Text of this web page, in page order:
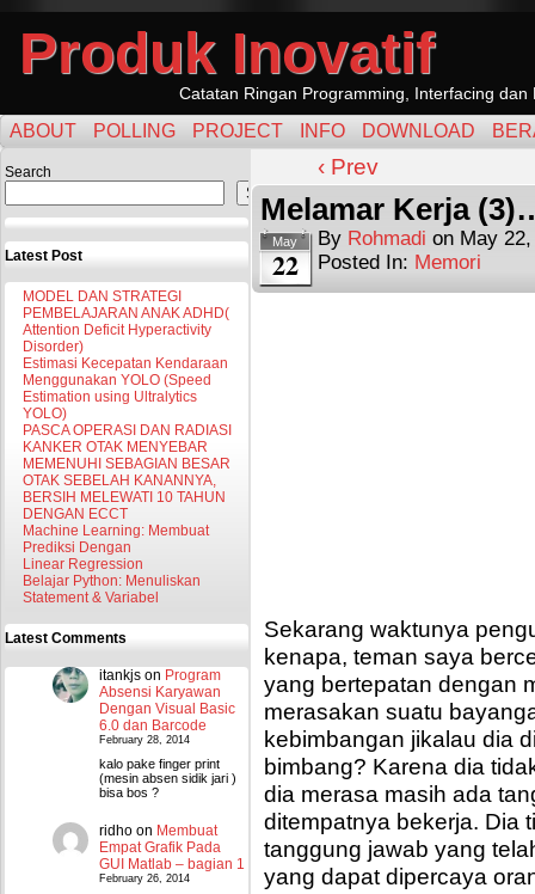
Produk Inovatif
Catatan Ringan Programming, Interfacing dan
ABOUT POLLING PROJECT INFO DOWNLOAD
Search
Search
Latest Post
MODEL DAN STRATEGI
PEMBELAJARAN ANAK ADHD(
Attention Deficit Hyperactivity
Disorder)
Estimasi Kecepatan Kendaraan
Menggunakan YOLO (Speed
Estimation using Ultralytics
YOLO)
PASCA OPERASI DAN RADIASI
KANKER OTAK MENYEBAR
MEMENUHI SEBAGIAN BESAR
OTAK SEBELAH KANANNYA,
BERSIH MELEWATI 10 TAHUN
DENGAN ECCT
Machine Learning: Membuat
Prediksi Dengan
Linear Regression
Belajar Python: Menuliskan
Statement & Variabel
Latest Comments
itankjs on Program
Absensi Karyawan
Dengan Visual Basic
6.0 dan Barcode
February 28, 2014
kalo pake finger print
(mesin absen sidik jari )
bisa bos ?
ridho on Membuat
Empat Grafik Pada
GUI Matlab – bagian 1
February 26, 2014
‹ Prev
Melamar Kerja
May
22
By Rohmadi on May 22,
Posted In: Memori
Sekarang waktunya
kenapa, teman saya
yang bertepatan dengan
merasakan suatu
kebimbangan jikalau dia
bimbang? Karena dia
dia merasa masih ada
ditempatnya bekerja. Dia
tanggung jawab yang
yang dapat dipercaya